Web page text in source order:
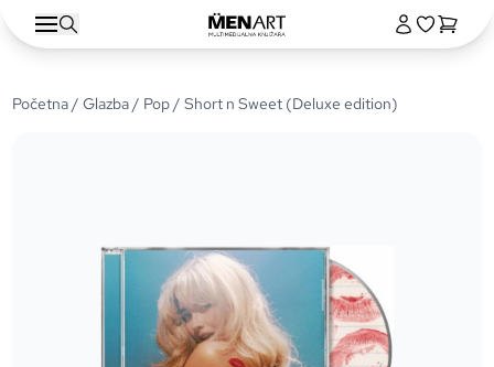
Početna/Glazba/ Pop/ Short n Sweet (Deluxe edition)